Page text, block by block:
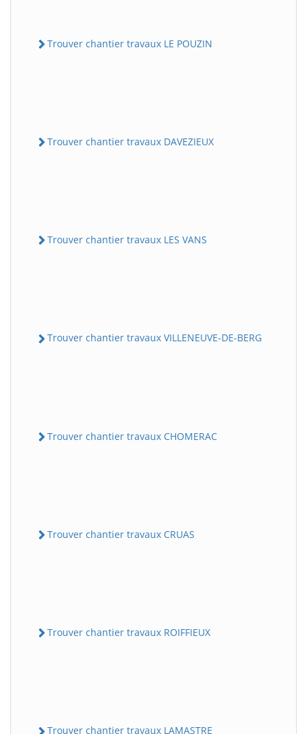
Trouver chantier travaux LE POUZIN
Trouver chantier travaux DAVEZIEUX
Trouver chantier travaux LES VANS
Trouver chantier travaux VILLENEUVE-DE-BERG
Trouver chantier travaux CHOMERAC
Trouver chantier travaux CRUAS
Trouver chantier travaux ROIFFIEUX
Trouver chantier travaux LAMASTRE